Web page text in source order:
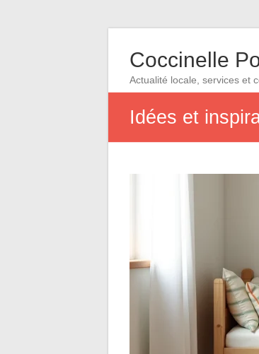
Coccinelle
Actualité locale, services et
Idées et